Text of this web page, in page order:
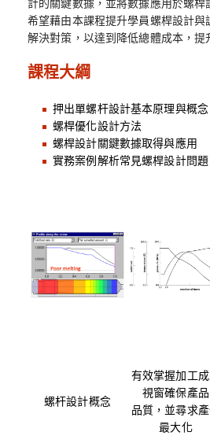
計的關鍵數據，並將數據應用於螺桿
希望藉由本課程提升學員螺桿設計與
解決對策，以達到降低總體成本，提
課程大綱
押出單螺杆設計基本原理與概念
螺桿優化設計方法
螺桿設計關鍵數據取得與應用
實務案例解析常見螺桿設計問題
螺杆設計概念
有效掌握加工
視窗確保產品
品質，並尋求
最大化